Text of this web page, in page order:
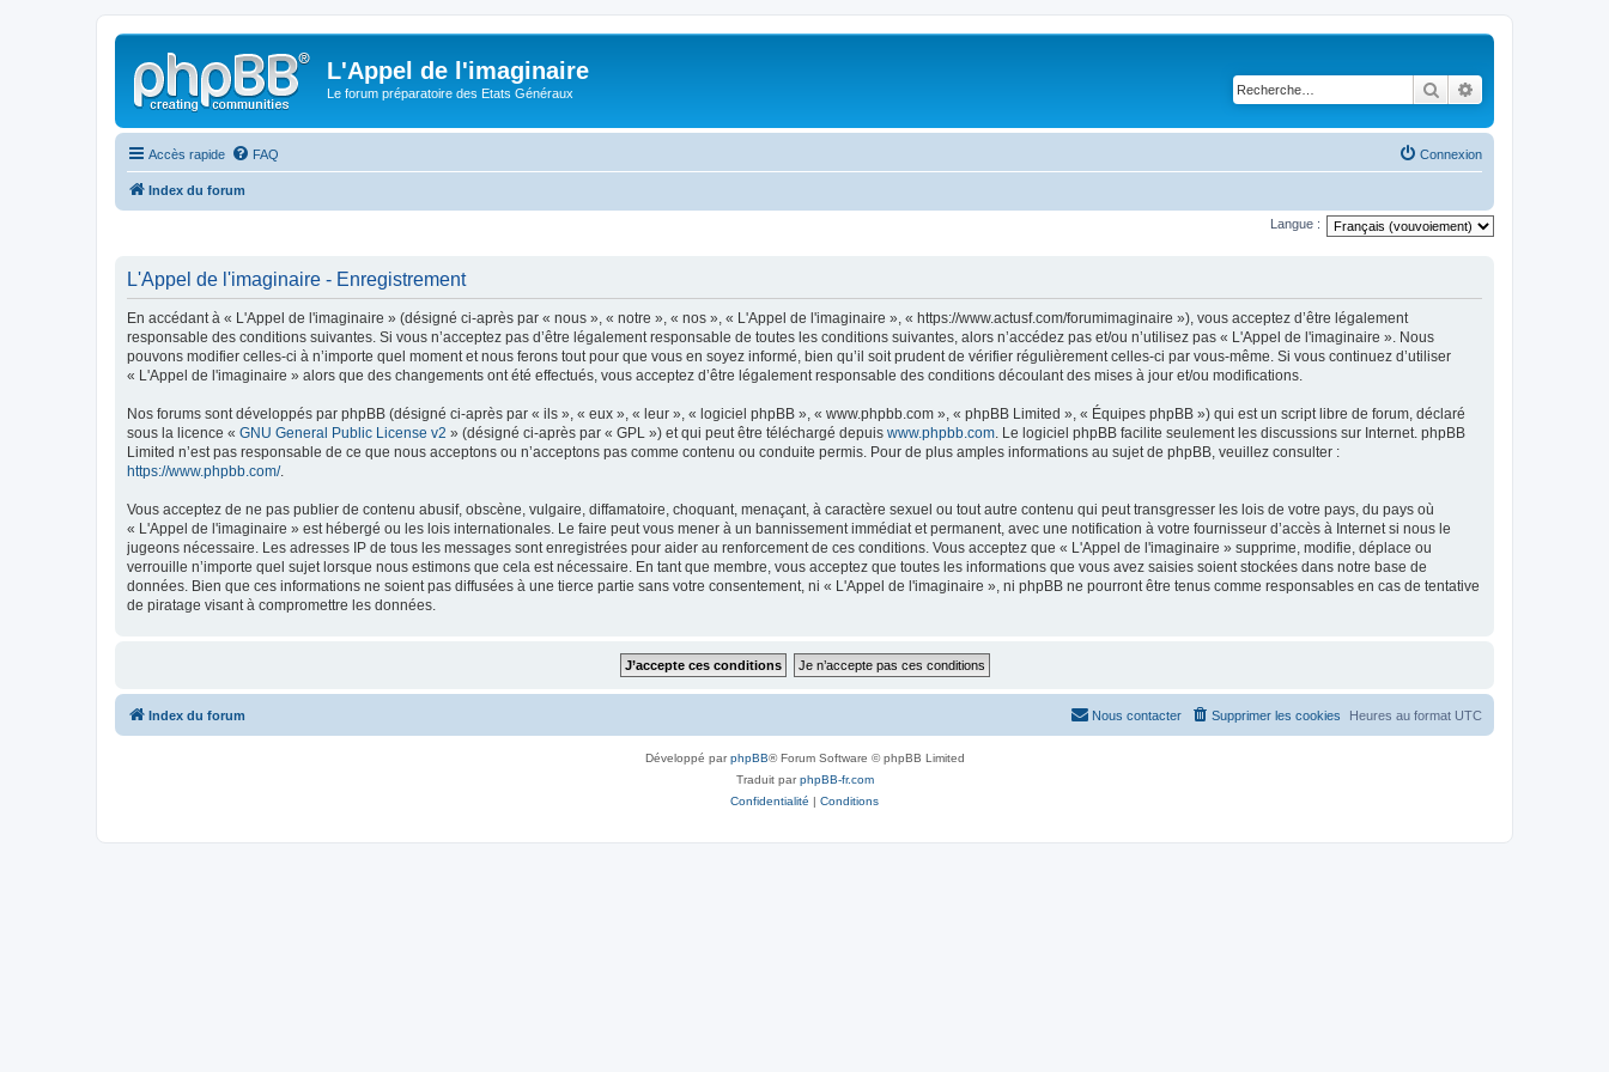
L'Appel de l'imaginaire
Le forum préparatoire des Etats Généraux Rechercher
Accès rapide FAQ Connexion
Index du forum
Langue :
L'Appel de l'imaginaire - Enregistrement
En accédant à « L'Appel de l'imaginaire » (désigné ci-après par « nous », « notre », « nos », « L'Appel de l'imaginaire », « https://www.actusf.com/forumimaginaire »), vous acceptez d’être légalement
responsable des conditions suivantes. Si vous n’acceptez pas d’être légalement responsable de toutes les conditions suivantes, alors n’accédez pas et/ou n’utilisez pas « L'Appel de l'imaginaire ». Nous
pouvons modifier celles-ci à n’importe quel moment et nous ferons tout pour que vous en soyez informé, bien qu’il soit prudent de vérifier régulièrement celles-ci par vous-même. Si vous continuez d’utiliser
« L'Appel de l'imaginaire » alors que des changements ont été effectués, vous acceptez d’être légalement responsable des conditions découlant des mises à jour et/ou modifications.
Nos forums sont développés par phpBB (désigné ci-après par « ils », « eux », « leur », « logiciel phpBB », « www.phpbb.com », « phpBB Limited », « Équipes phpBB ») qui est un script libre de forum, déclaré
sous la licence « GNU General Public License v2 » (désigné ci-après par « GPL ») et qui peut être téléchargé depuis www.phpbb.com. Le logiciel phpBB facilite seulement les discussions sur Internet. phpBB
Limited n’est pas responsable de ce que nous acceptons ou n’acceptons pas comme contenu ou conduite permis. Pour de plus amples informations au sujet de phpBB, veuillez consulter :
https://www.phpbb.com/.
Vous acceptez de ne pas publier de contenu abusif, obscène, vulgaire, diffamatoire, choquant, menaçant, à caractère sexuel ou tout autre contenu qui peut transgresser les lois de votre pays, du pays où
« L'Appel de l'imaginaire » est hébergé ou les lois internationales. Le faire peut vous mener à un bannissement immédiat et permanent, avec une notification à votre fournisseur d’accès à Internet si nous le
jugeons nécessaire. Les adresses IP de tous les messages sont enregistrées pour aider au renforcement de ces conditions. Vous acceptez que « L'Appel de l'imaginaire » supprime, modifie, déplace ou
verrouille n’importe quel sujet lorsque nous estimons que cela est nécessaire. En tant que membre, vous acceptez que toutes les informations que vous avez saisies soient stockées dans notre base de
données. Bien que ces informations ne soient pas diffusées à une tierce partie sans votre consentement, ni « L'Appel de l'imaginaire », ni phpBB ne pourront être tenus comme responsables en cas de tentative
de piratage visant à compromettre les données.
Index du forum Heures au format UTC
Supprimer les cookies
Nous contacter
Développé parphpBB® Forum Software © phpBB Limited
Traduit parphpBB-fr.com
Confidentialité | Conditions